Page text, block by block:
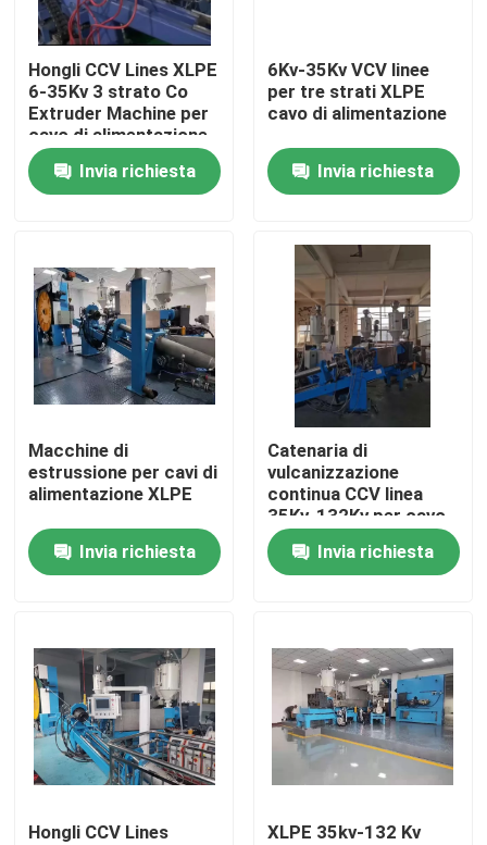
Prodotti
Video
Visita alla fabbrica
Controllo della qualità
Chiedi un preventivo
Macchine per estrusore di cavi
Macchine per estrusore di filo
Hongli CCV Lines XLPE
6-35Kv 3 strato Co
Extruder Machine per
cavo di alimentazione
240
Invia richiesta
6Kv-35Kv VCV linee
per tre strati XLPE
cavo di alimentazione
Invia richiesta
Macchine di
estrussione per cavi di
alimentazione XLPE
Invia richiesta
Catenaria di
vulcanizzazione
continua CCV linea
35Kv-132Kv per cavo
XLPE
Invia richiesta
Hongli CCV Lines
XLPE 35kv-132 Kv